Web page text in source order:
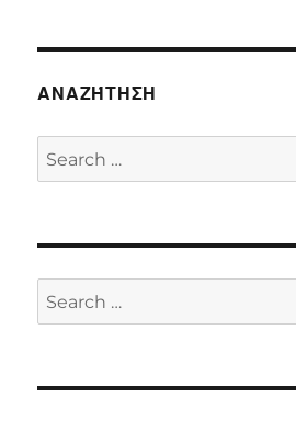
ΑΝΑΖΉΤΗΣΗ
Search
for:
Search
for: